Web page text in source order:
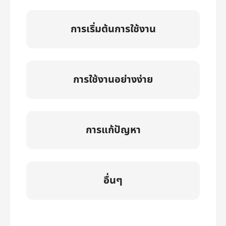
การเริ่มต้นการใช้งาน
การใช้งานอย่างง่าย
การแก้ปัญหา
อื่นๆ